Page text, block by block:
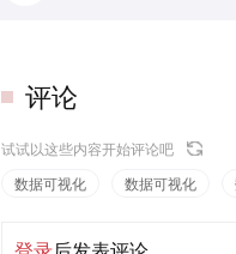
评论
试试以这些内容开始评论吧
数据可视化
数据可视化